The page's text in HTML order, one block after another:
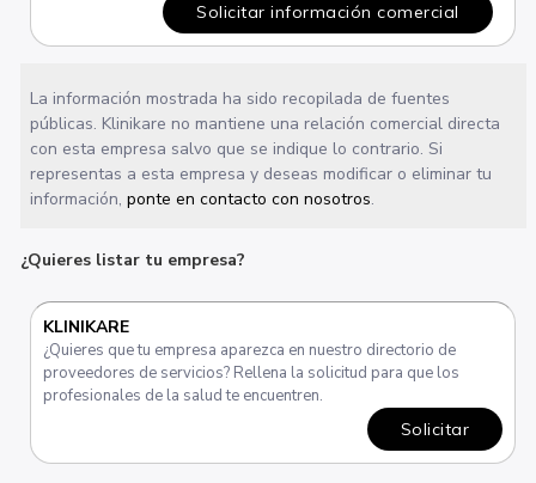
Solicitar información comercial
La información mostrada ha sido recopilada de fuentes
públicas. Klinikare no mantiene una relación comercial directa
con esta empresa salvo que se indique lo contrario. Si
representas a esta empresa y deseas modificar o eliminar tu
información,ponte en contacto con nosotros.
¿Quieres listar tu empresa?
KLINIKARE
¿Quieres que tu empresa aparezca en nuestro directorio de
proveedores de servicios? Rellena la solicitud para que los
profesionales de la salud te encuentren.
Solicitar